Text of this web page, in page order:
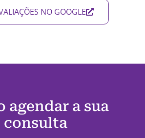
NO GOOGLE
agendar a sua
consulta